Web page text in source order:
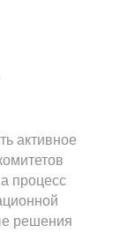
активное
процесс
решения